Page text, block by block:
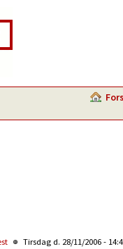
Tirsdag d. 28/11/2006 -